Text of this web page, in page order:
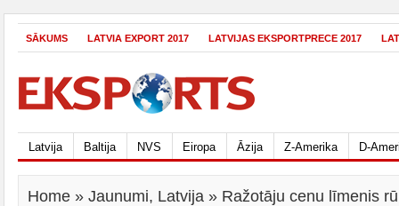
SĀKUMS LATVIA EXPORT 2017 LATVIJAS EKSPORTPRECE 2017
Latvija Baltija NVS Eiropa Āzija Z-Amerika D-
Home » Jaunumi, Latvija » Ražotāju cenu līmenis